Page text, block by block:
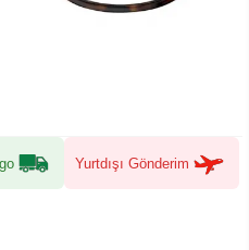
Yurtdışı Gönderim